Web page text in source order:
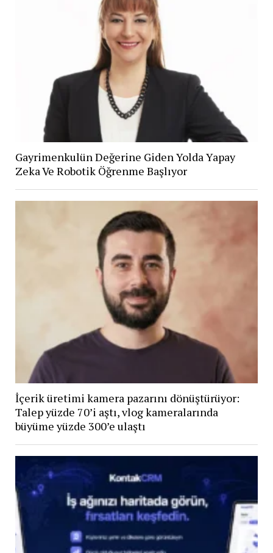
Gayrimenkulün Değerine Giden Yolda Yapay
Zeka Ve Robotik Öğrenme Başlıyor
İçerik üretimi kamera pazarını dönüştürüyor:
Talep yüzde 70’i aştı, vlog kameralarında
büyüme yüzde 300’e ulaştı